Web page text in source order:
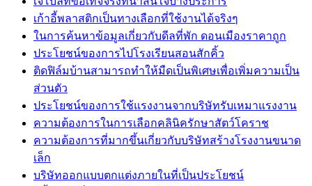
เก้าอี้พลาสติกเป็นทางเลือกที่ใช้งานได้จริงๆ
ในการค้นหาข้อมูลเกี่ยวกับดีลที่พัก ดอนเมืองราคาถูก
ประโยชน์ของการไปโรงเรียนสอนสักคิ้ว
ติดฟิล์มบ้านสามารถทำให้มืดเป็นพิเศษเพื่อเพิ่มความเป็น
ส่วนตัว
ประโยชน์ของการใช้แรงงานจากบริษัทรับเหมาแรงงาน
ความต้องการในการเลือกคลินิครักษาสัตว์โคราช
ความต้องการที่มากขึ้นเกี่ยวกับบริษัทสร้างโรงงานขนาด
เล็ก
บริษัทออกแบบตกแต่งภายในที่เป็นประโยชน์